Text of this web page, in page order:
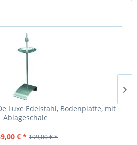
Luxe Edelstahl, Bodenplatte, mit
Ablageschale
€ * 199,00 € *